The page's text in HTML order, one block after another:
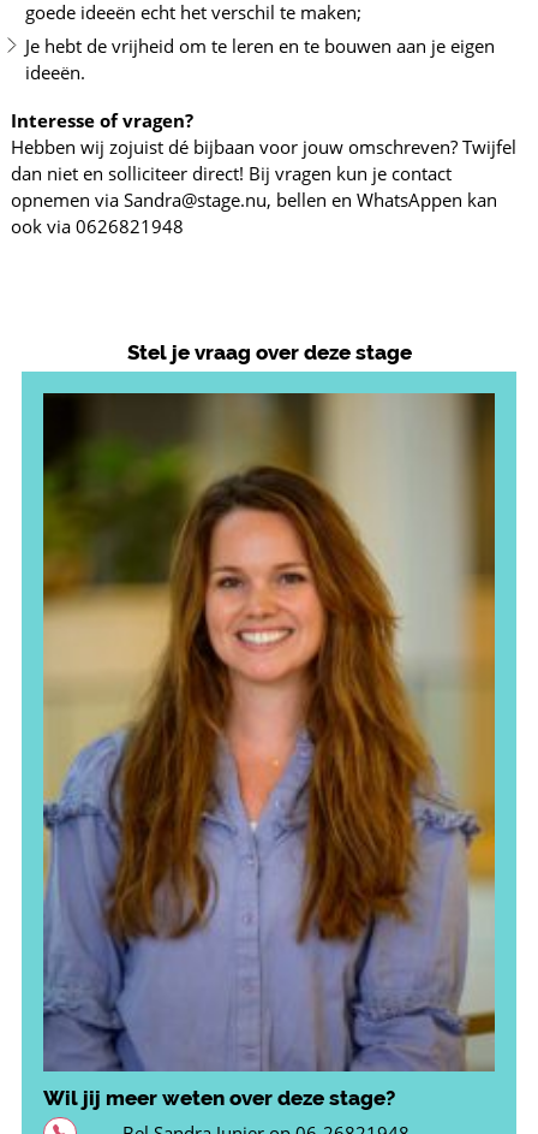
goede ideeën echt het verschil te maken;
Je hebt de vrijheid om te leren en te bouwen aan je eigen
ideeën.
Interesse of vragen?
Hebben wij zojuist dé bijbaan voor jouw omschreven? Twijfel
dan niet en solliciteer direct! Bij vragen kun je contact
opnemen via Sandra@stage.nu, bellen en WhatsAppen kan
ook via 0626821948
Stel je vraag over deze stage
Wil jij meer weten over deze stage?